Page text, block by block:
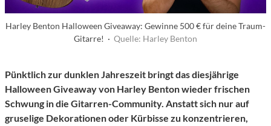
Harley Benton Halloween Giveaway: Gewinne 500 € für deine Traum-
Gitarre! · Quelle: Harley Benton
Pünktlich zur dunklen Jahreszeit bringt das diesjährige
Halloween Giveaway von Harley Benton wieder frischen
Schwung in die Gitarren-Community. Anstatt sich nur auf
gruselige Dekorationen oder Kürbisse zu konzentrieren,